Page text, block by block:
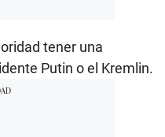
tener una
Putin o el Kremlin.